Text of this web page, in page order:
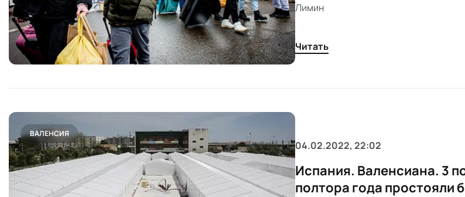
Лимин
Читать
ВАЛЕНСИЯ
04.02.2022, 22:02
Испания. Валенсиана. 3
полтора года простояли